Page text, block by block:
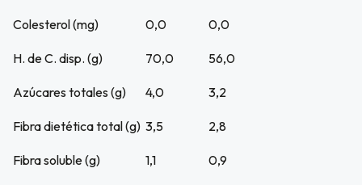
Colesterol (mg) 0,0 0,0
H. de C. disp. (g) 70,0 56,0
Azúcares totales (g) 4,0 3,2
Fibra dietética total (g) 3,5 2,8
Fibra soluble (g) 1,1 0,9